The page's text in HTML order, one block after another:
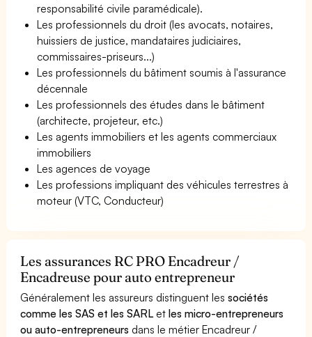
responsabilité civile paramédicale).
Les professionnels du droit (les avocats, notaires,
huissiers de justice, mandataires judiciaires,
commissaires-priseurs...)
Les professionnels du bâtiment soumis à l'assurance
décennale
Les professionnels des études dans le bâtiment
(architecte, projeteur, etc.)
Les agents immobiliers et les agents commerciaux
immobiliers
Les agences de voyage
Les professions impliquant des véhicules terrestres à
moteur (VTC, Conducteur)
Les assurances RC PRO Encadreur /
Encadreuse pour auto entrepreneur
Généralement les assureurs distinguent lessociétés
comme les SAS et les SARL etles micro-entrepreneurs
ou auto-entrepreneurs dans le métier Encadreur /